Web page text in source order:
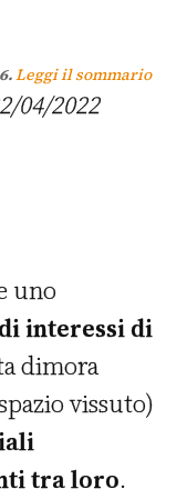
Leggi il sommario
04/2022
uno
interessi di
dimora
vissuto)
tra loro.